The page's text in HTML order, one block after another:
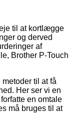
til at kortlægge
og derved
af
Brother P-Touch
til at få
Her ser vi en
en omtale
må bruges til at